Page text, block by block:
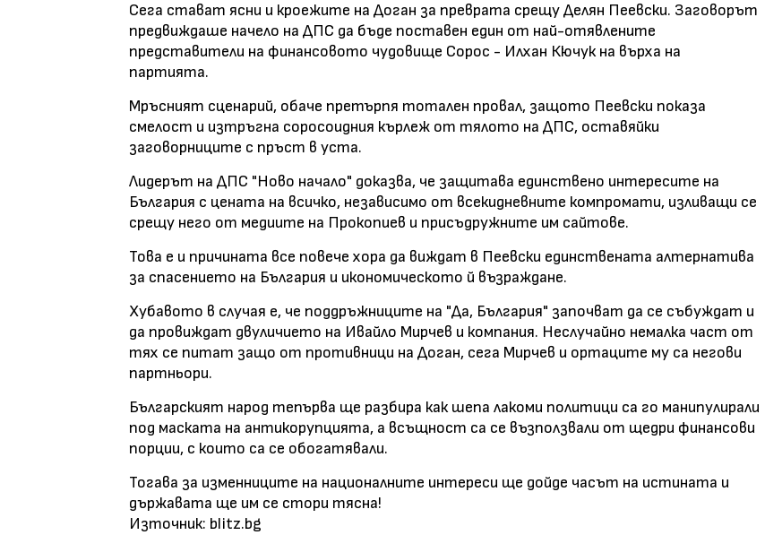
Сега стават ясни и кроежите на Доган за преврата срещу Делян Пеевски. Заговорът
предвиждаше начело на ДПС да бъде поставен един от най-отявлените
представители на финансовото чудовище Сорос - Илхан Кючук на върха на
партията.
Мръсният сценарий, обаче претърпя тотален провал, защото Пеевски показа
смелост и изтръгна соросоидния кърлеж от тялото на ДПС, оставяйки
заговорниците с пръст в уста.
Лидерът на ДПС "Ново начало" доказва, че защитава единствено интересите на
България с цената на всичко, независимо от всекидневните компромати, изливащи се
срещу него от медиите на Прокопиев и присъдружните им сайтове.
Това е и причината все повече хора да виждат в Пеевски единствената алтернатива
за спасението на България и икономическото й възраждане.
Хубавото в случая е, че поддръжниците на "Да, България" започват да се събуждат и
да провиждат двуличието на Ивайло Мирчев и компания. Неслучайно немалка част от
тях се питат защо от противници на Доган, сега Мирчев и ортаците му са негови
партньори.
Българският народ тепърва ще разбира как шепа лакоми политици са го манипулирали
под маската на антикорупцията, а всъщност са се възползвали от щедри финансови
порции, с които са се обогатявали.
Тогава за изменниците на националните интереси ще дойде часът на истината и
държавата ще им се стори тясна!
Източник: blitz.bg